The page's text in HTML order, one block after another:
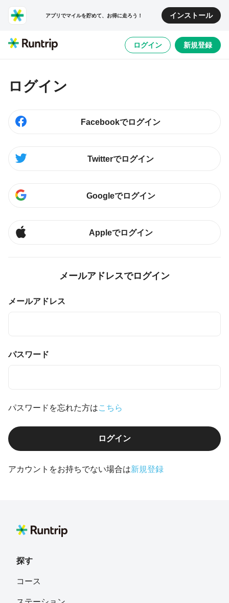
アプリでマイルを貯めて、お得に走ろう！ インストール
ログイン 新規登録
ログイン
Facebookでログイン
Twitterでログイン
Googleでログイン
Appleでログイン
メールアドレスでログイン
メールアドレス
パスワード
パスワードを忘れた方はこちら
ログイン
アカウントをお持ちでない場合は新規登録
探す
コース